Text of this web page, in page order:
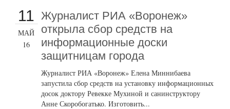
11
МАЙ
16
Журналист РИА «Воронеж»
открыла сбор средств на
информационные доски
защитницам города
Журналист РИА «Воронеж» Елена Миннибаева
запустила сбор средств на установку информационных
досок доктору Ревекке Мухиной и санинструктору
Анне Скоробогатько. Изготовить...